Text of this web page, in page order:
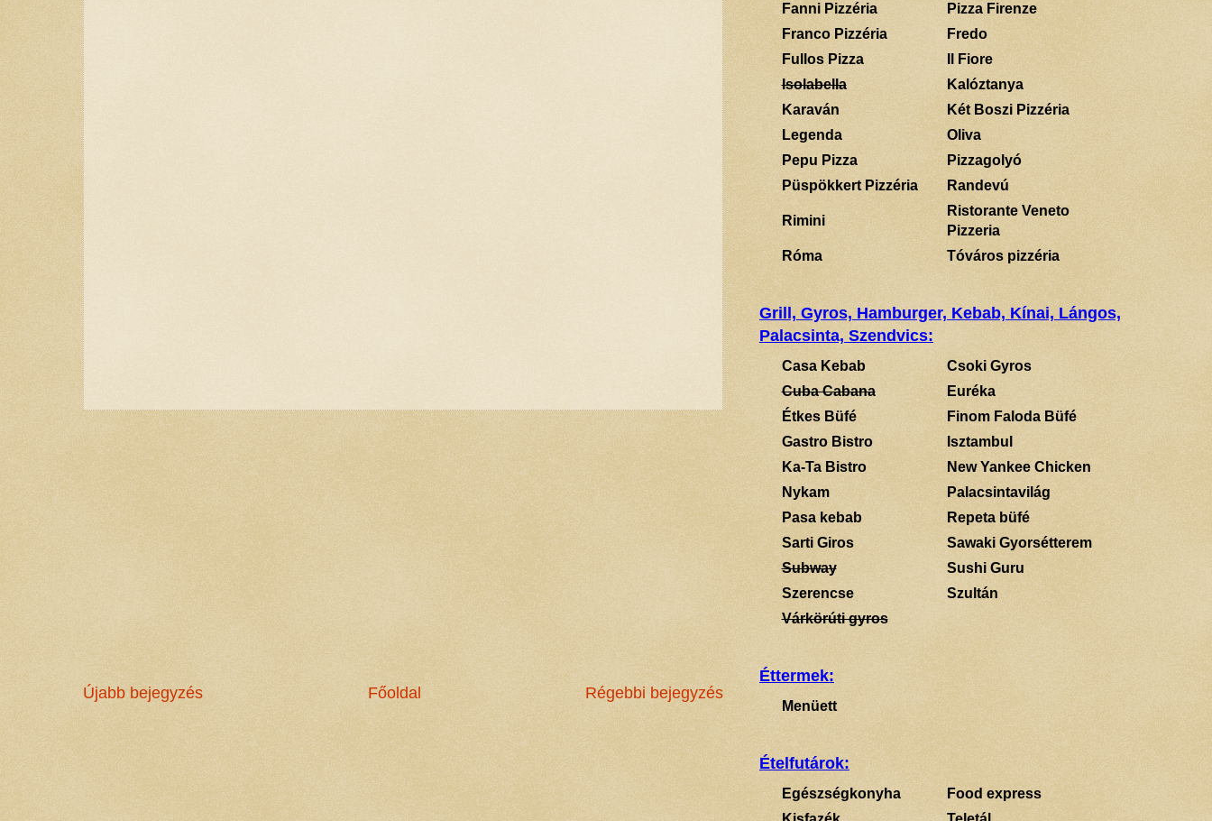
Újabb bejegyzés Régebbi bejegyzés
Főoldal
Fanni Pizzéria
Pizza Firenze
Franco Pizzéria
Fredo
Fullos Pizza
Il Fiore
Isolabella
Kalóztanya
Karaván
Két Boszi Pizzéria
Legenda
Oliva
Pepu Pizza
Pizzagolyó
Püspökkert Pizzéria
Randevú
Rimini
Ristorante Veneto
Pizzeria
Róma
Tóváros pizzéria
Grill, Gyros, Hamburger, Kebab, Kínai, Lángos,
Palacsinta, Szendvics:
Casa Kebab
Csoki Gyros
Cuba Cabana
Euréka
Étkes Büfé
Finom Faloda Büfé
Gastro Bistro
Isztambul
Ka-Ta Bistro
New Yankee Chicken
Nykam
Palacsintavilág
Pasa kebab
Repeta büfé
Sarti Giros
Sawaki Gyorsétterem
Subway
Sushi Guru
Szerencse
Szultán
Várkörúti gyros
Éttermek:
Menüett
Ételfutárok:
Egészségkonyha
Food express